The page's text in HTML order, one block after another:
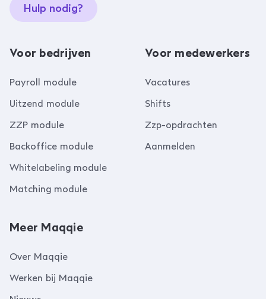
Hulp nodig?
Voor bedrijven
Payroll module
Uitzend module
ZZP module
Backoffice module
Whitelabeling module
Matching module
Voor medewerkers
Vacatures
Shifts
Zzp-opdrachten
Aanmelden
Meer Maqqie
Over Maqqie
Werken bij Maqqie